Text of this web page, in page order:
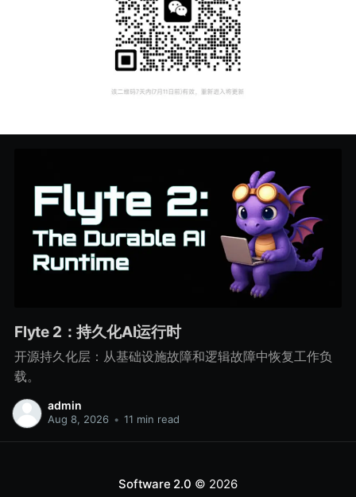
Flyte 2：持久化AI运行时
开源持久化层：从基础设施故障和逻辑故障中恢复工作负
载。
admin
Aug 8, 2026 • 11 min read
Software 2.0 © 2026